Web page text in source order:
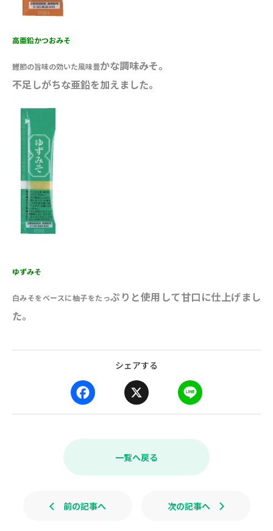
高亜鉛かつおみそ
鰹節の旨味の効いた風味豊かな調味みそ。
不足しがちな亜鉛を加えました。
ゆずみそ
白みそをベースに柚子をたっぷりと使用して甘口に仕上げまし
た。
シェアする
a
e
k
i
e
一覧へ戻る
前の記事へ 次の記事へ